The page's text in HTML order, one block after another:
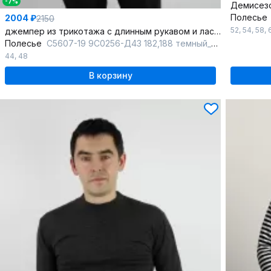
2004 ₽2150
джемпер из трикотажа с длинным рукавом и ластичным воротником
Полесье С5607-19 9С0256-Д43 182,188 темный_асфальт
44, 48
В корзину
Полесье
52, 54, 58,